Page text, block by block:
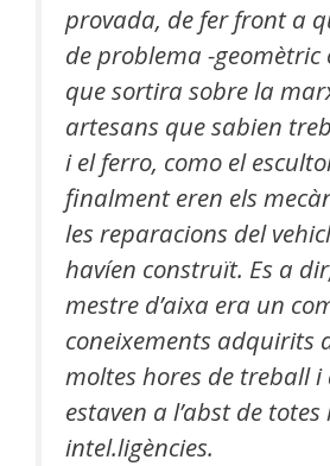
provada, de fer front a
de problema -
que sortira sobre la
artesans que sabien
i el ferro, como el
finalment eren els
les reparacions del
havíen construït. Es a
mestre d’aixa era un
coneixements adquirits
moltes hores de treball i
estaven a l’abst de totes
intel.ligències.